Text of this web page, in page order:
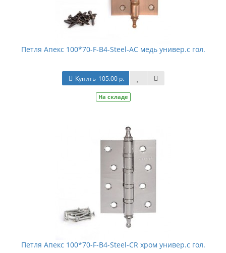
Петля Апекс 100*70-F-B4-Steel-АС медь универ.с гол.
Купить 105.00 р.
На складе
Петля Апекс 100*70-F-B4-Steel-CR хром универ.с гол.